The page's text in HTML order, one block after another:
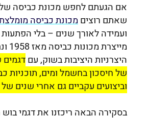
שאתם רוציםמכונת כביסה
ועמידה לאורך שנים – בלי הפתעות
היצרניות היציבות בשוק, עםדגמים
של חיסכון בחשמל ומים, תוכניות
וביצועים עקביים גם אחרי שנים
בסקירה הבאה ריכזנו את דגמי בוש